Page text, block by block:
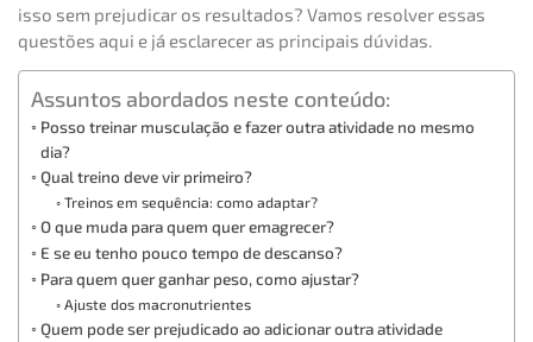
isso sem prejudicar os resultados? Vamos resolver essas
questões aqui e já esclarecer as principais dúvidas.
Assuntos abordados neste conteúdo:
Posso treinar musculação e fazer outra atividade no mesmo
dia?
Qual treino deve vir primeiro?
Treinos em sequência: como adaptar?
O que muda para quem quer emagrecer?
E se eu tenho pouco tempo de descanso?
Para quem quer ganhar peso, como ajustar?
Ajuste dos macronutrientes
Quem pode ser prejudicado ao adicionar outra atividade